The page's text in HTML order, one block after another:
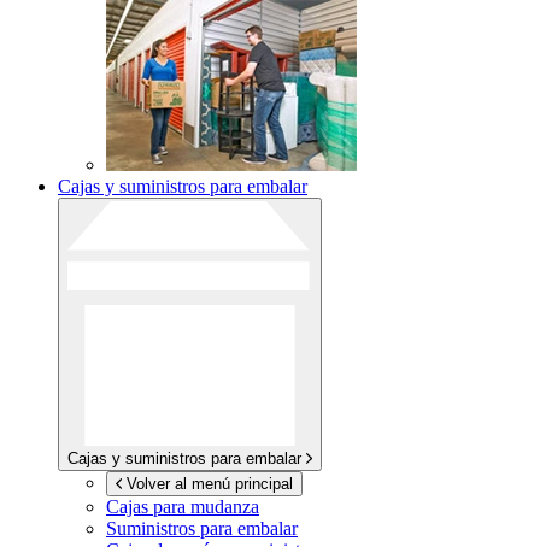
Cajas y suministros para embalar
Cajas y suministros para embalar
Volver al menú principal
Cajas para mudanza
Suministros para embalar